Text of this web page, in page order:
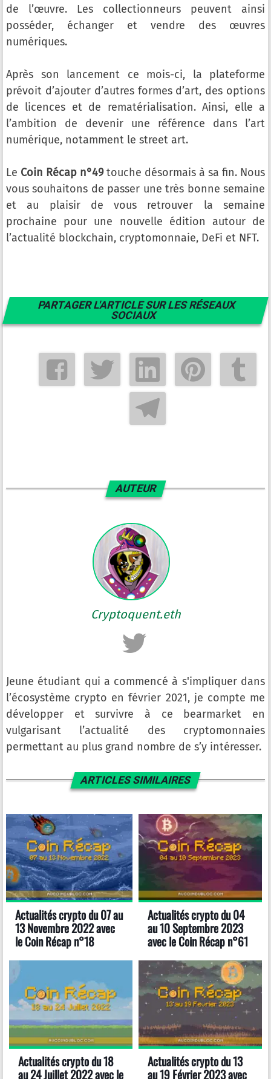
de l’œuvre. Les collectionneurs peuvent ainsi
posséder, échanger et vendre des œuvres
numériques.
Après son lancement ce mois-ci, la plateforme
prévoit d’ajouter d’autres formes d’art, des options
de licences et de rematérialisation. Ainsi, elle a
l’ambition de devenir une référence dans l’art
numérique, notamment le street art.
Le Coin Récap n°49touche désormais à sa fin. Nous
vous souhaitons de passer une très bonne semaine
et au plaisir de vous retrouver la semaine
prochaine pour une nouvelle édition autour de
l’actualité blockchain, cryptomonnaie, DeFi et NFT.
PARTAGER L'ARTICLE SUR LES RÉSEAUX
SOCIAUX
AUTEUR
Cryptoquent.eth
Jeune étudiant qui a commencé à s'impliquer dans
l’écosystème crypto en février 2021, je compte me
développer et survivre à ce bearmarket en
vulgarisant l’actualité des cryptomonnaies
permettant au plus grand nombre de s’y intéresser.
ARTICLES SIMILAIRES
Actualités crypto du 07 au
13 Novembre 2022 avec
le Coin Récap n°18
Actualités crypto du 04
au 10 Septembre 2023
avec le Coin Récap n°61
Actualités crypto du 18
au 24 Juillet 2022 avec le
Actualités crypto du 13
au 19 Février 2023 avec